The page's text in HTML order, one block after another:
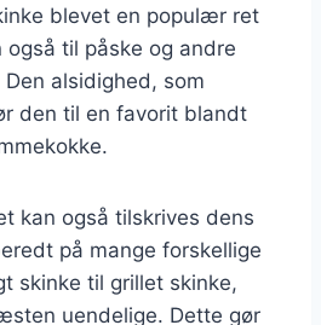
blevet en populær ret
også til påske og andre
alsidighed, som
den til en favorit blandt
kan også tilskrives dens
på mange forskellige
skinke til grillet skinke,
uendelige. Dette gør